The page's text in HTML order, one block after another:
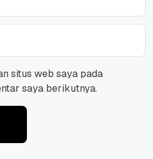
situs web saya pada
saya berikutnya.